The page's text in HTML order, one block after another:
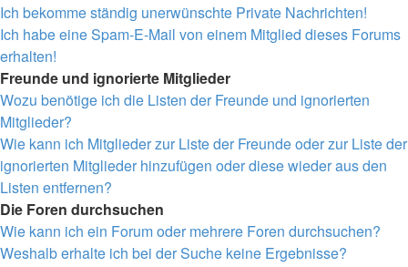
Ich bekomme ständig unerwünschte Private Nachrichten!
Ich habe eine Spam-E-Mail von einem Mitglied dieses Forums
erhalten!
Freunde und ignorierte Mitglieder
Wozu benötige ich die Listen der Freunde und ignorierten
Mitglieder?
Wie kann ich Mitglieder zur Liste der Freunde oder zur Liste der
ignorierten Mitglieder hinzufügen oder diese wieder aus den
Listen entfernen?
Die Foren durchsuchen
Wie kann ich ein Forum oder mehrere Foren durchsuchen?
Weshalb erhalte ich bei der Suche keine Ergebnisse?